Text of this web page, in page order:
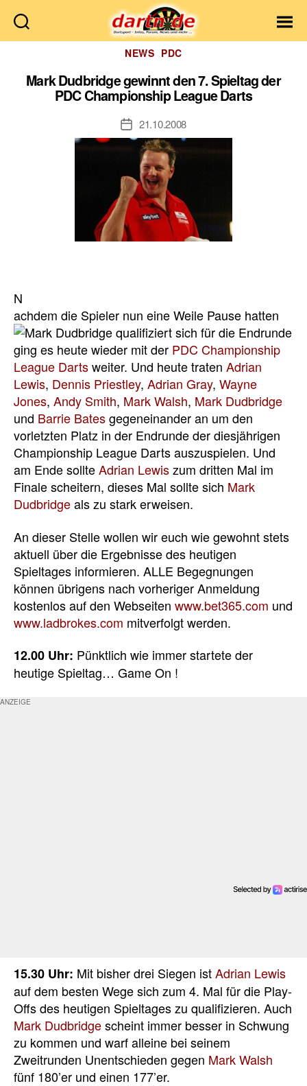
Dartn.de
Kategorien
NEWS PDC
Mark Dudbridge gewinnt den 7. Spieltag der
PDC Championship League Darts
Veröffentlichungsdatum
21.10.2008
N
achdem die Spieler nun eineWeile Pause hatten
ging es heute wieder mit der PDC Championship
League Dartsweiter. Und heute traten Adrian
Lewis, Dennis Priestley, Adrian Gray, Wayne
Jones, Andy Smith, Mark Walsh, Mark Dudbridge
und Barrie Batesgegeneinander an um den
vorletzten Platz in der Endrunde der diesjährigen
Championship League Darts auszuspielen. Und
am Ende sollteAdrian Lewiszum dritten Mal im
Finale scheitern, dieses Mal sollte sich Mark
Dudbridgeals zu stark erweisen.
An dieser Stelle wollen wir euch wie gewohnt stets
aktuell über die Ergebnisse des heutigen
Spieltages informieren. ALLE Begegnungen
können übrigens nach vorheriger Anmeldung
kostenlos auf den Webseiten www.bet365.com und
www.ladbrokes.com mitverfolgt werden.
12.00 Uhr: Pünktlich wie immer startete der
heutige Spieltag… Game On !
15.30 Uhr: Mit bisher drei Siegen istAdrian Lewis
auf dem besten Wege sich zum 4. Mal für die Play-
Offs des heutigen Spieltages zu qualifizieren. Auch
Mark Dudbridgescheint immer besser in Schwung
zu kommen und warf alleine bei seinem
Zweitrunden Unentschieden gegen Mark Walsh
fünf 180’er und einen 177’er.